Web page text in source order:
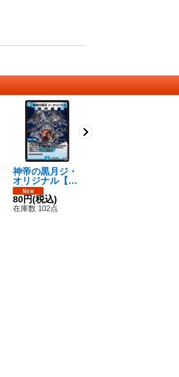
神帝の黒月ジ・
オリジナル【V
R】{26RP12/7
7}《水》
80円(税込)
在庫数 102点